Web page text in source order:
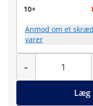
10+
Anmod om et
varer
-
Antal
Læg